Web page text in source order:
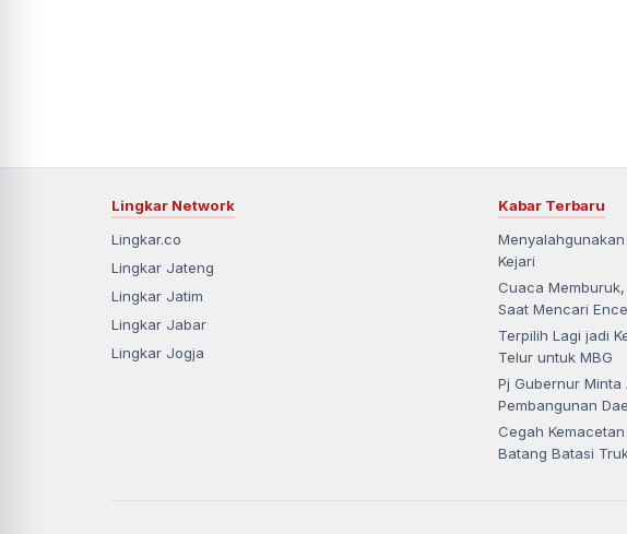
Lingkar Network
Lingkar.co
Lingkar Jateng
Lingkar Jatim
Lingkar Jabar
Lingkar Jogja
Kabar Terbaru
Kejari
Cuaca
Saat Mencari
Terpilih Lagi jadi
Telur untuk MBG
Pj Gubernur Minta
Pembangunan
Cegah
Batang Batasi